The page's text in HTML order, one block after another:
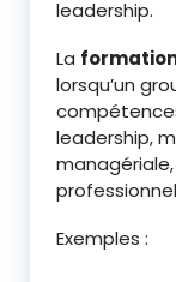
leadership.
La
lorsqu’un
leadership,
Exemples :